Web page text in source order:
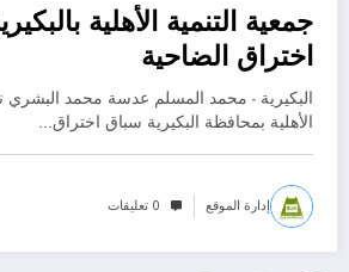
جمعية التنمية الأهلية
اختراق الضاحية
البكيرية - محمد المسلم عدسة محمد البشري
الأهلية بمحافظة البكيرية سباق اختراق…
إدارة الموقع 0 تعليقات